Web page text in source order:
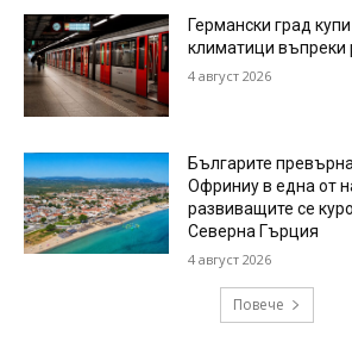
Германски град
климатици въпреки
4 август 2026
Българите
Офриниу в една от
развиващите се
Северна Гърция
4 август 2026
Повече